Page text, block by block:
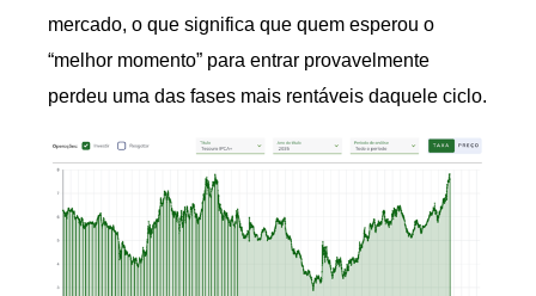
mercado, o que significa que quem esperou o
“melhor momento” para entrar provavelmente
perdeu uma das fases mais rentáveis daquele ciclo.